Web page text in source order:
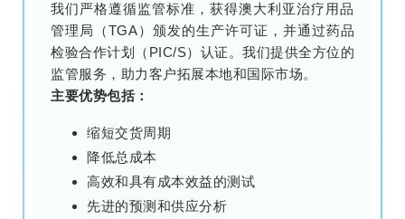
我们严格遵循监管标准，获得澳大利亚治疗用品
管理局（TGA）颁发的生产许可证，并通过药品
检验合作计划（PIC/S）认证。我们提供全方位的
监管服务，助力客户拓展本地和国际市场。
主要优势包括：
缩短交货周期
降低总成本
高效和具有成本效益的测试
先进的预测和供应分析